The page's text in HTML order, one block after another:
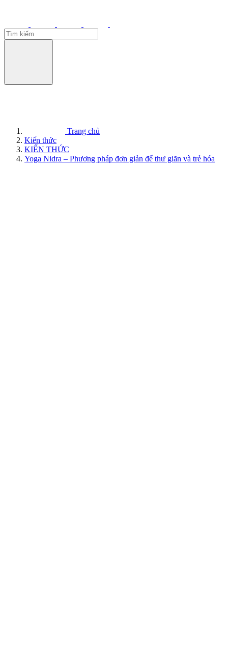
Trang chủ
Kiến thức
KIẾN THỨC
Yoga Nidra – Phương pháp đơn giản để thư giãn và trẻ hóa